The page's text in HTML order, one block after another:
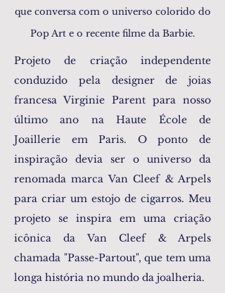
que conversa com o universo colorido do
Pop Art e o recente filme da Barbie.
Projeto de criação independente
conduzido pela designer de joias
francesa Virginie Parent para nosso
último ano na Haute École de
Joaillerie em Paris. O ponto de
inspiração devia ser o universo da
renomada marca Van Cleef & Arpels
para criar um estojo de cigarros. Meu
projeto se inspira em uma criação
icônica da Van Cleef & Arpels
chamada "Passe-Partout", que tem uma
longa história no mundo da joalheria.